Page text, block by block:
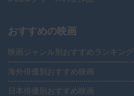
おすすめの映画
映画ジャンル別おすすめランキング
海外俳優別おすすめ映画
日本俳優別おすすめ映画